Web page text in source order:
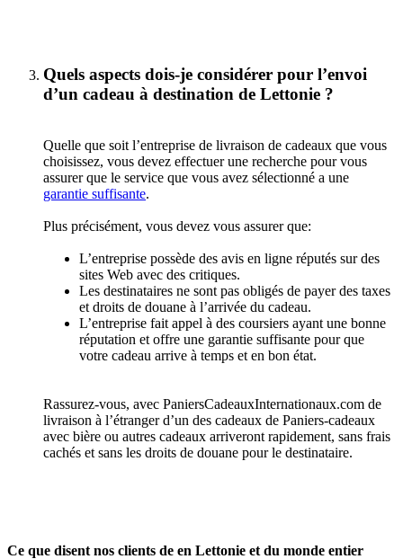
Quels aspects dois-je considérer pour l’envoi
d’un cadeau à destination de Lettonie ?
Quelle que soit l’entreprise de livraison de cadeaux que vous
choisissez, vous devez effectuer une recherche pour vous
assurer que le service que vous avez sélectionné a une
garantie suffisante.
Plus précisément, vous devez vous assurer que:
L’entreprise possède des avis en ligne réputés sur des
sites Web avec des critiques.
Les destinataires ne sont pas obligés de payer des taxes
et droits de douane à l’arrivée du cadeau.
L’entreprise fait appel à des coursiers ayant une bonne
réputation et offre une garantie suffisante pour que
votre cadeau arrive à temps et en bon état.
Rassurez-vous, avec PaniersCadeauxInternationaux.com de
livraison à l’étranger d’un des cadeaux de Paniers-cadeaux
avec bière ou autres cadeaux arriveront rapidement, sans frais
cachés et sans les droits de douane pour le destinataire.
Ce que disent nos clients de en Lettonie et du monde entier